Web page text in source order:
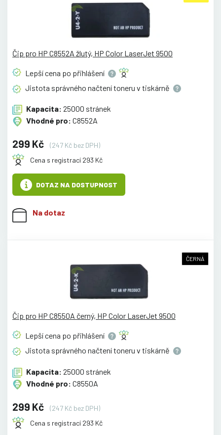
Čip pro HP C8552A žlutý, HP Color LaserJet 9500
Lepší cena po přihlášení
Jistota správného načtení toneru v tiskárně
Kapacita: 25000 stránek
Vhodné pro: C8552A
299 Kč
(247 Kč bez DPH)
Cena s registrací 293 Kč
DOTAZ NA DOSTUPNOST
Na dotaz
ČERNÁ
Čip pro HP C8550A černý, HP Color LaserJet 9500
Lepší cena po přihlášení
Jistota správného načtení toneru v tiskárně
Kapacita: 25000 stránek
Vhodné pro: C8550A
299 Kč
(247 Kč bez DPH)
Cena s registrací 293 Kč